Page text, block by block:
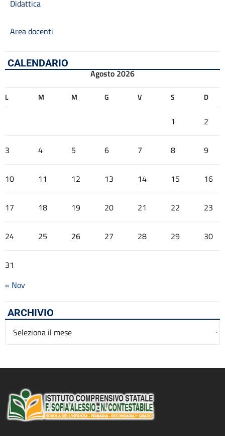
Didattica
Area docenti
CALENDARIO
Agosto 2026
L M M G V S D
1 2
3 4 5 6 7 8 9
10 11 12 13 14 15 16
17 18 19 20 21 22 23
24 25 26 27 28 29 30
31
« Nov
ARCHIVIO
Archivio